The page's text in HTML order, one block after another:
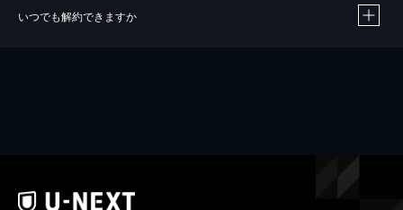
いつでも解約できますか